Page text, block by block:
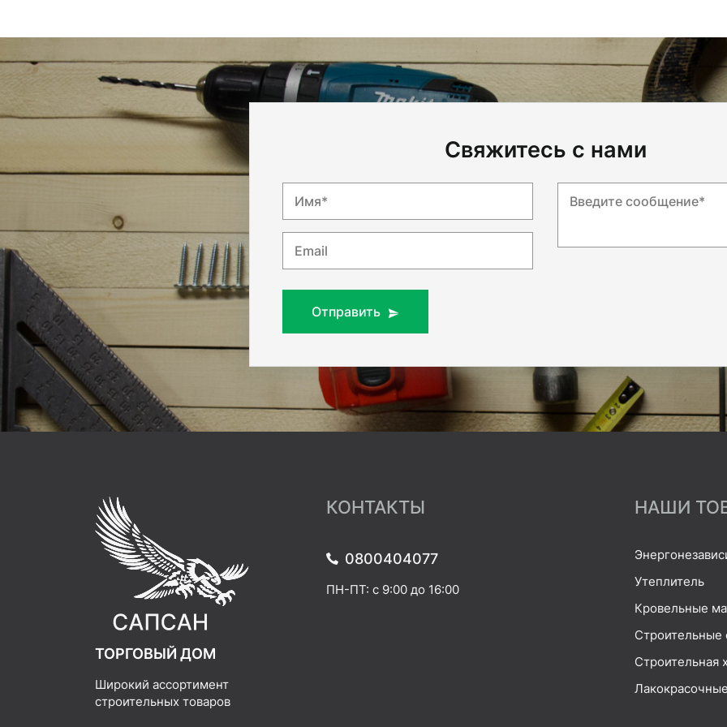
Свяжитесь с нами
Имя*
Email
Введите сообщение*
Отправить
ТОРГОВЫЙ ДОМ
Широкий ассортимент
строительных товаров
КОНТАКТЫ
0800404077
ПН-ПТ: с 9:00 до 16:00
НАШИ
Утеплитель
Кровельные
Строительные
Строительная